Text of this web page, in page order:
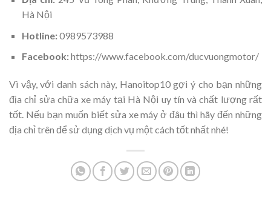
Hà Nội
Hotline:0989573988
Facebook:https://www.facebook.com/ducvuongmotor/
Vì vậy, với danh sách này, Hanoitop10 gợi ý cho bạn những
địa chỉ sửa chữa xe máy tại Hà Nội uy tín và chất lượng rất
tốt. Nếu bạn muốn biết sửa xe máy ở đâu thì hãy đến những
địa chỉ trên để sử dụng dịch vụ một cách tốt nhất nhé!